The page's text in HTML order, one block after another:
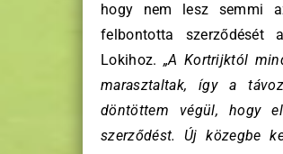
hogy nem lesz semmi
felbontotta
Lokihoz. „A Kortrijktól
marasztaltak, így a
döntöttem végül, hogy
szerződést. Új közegbe